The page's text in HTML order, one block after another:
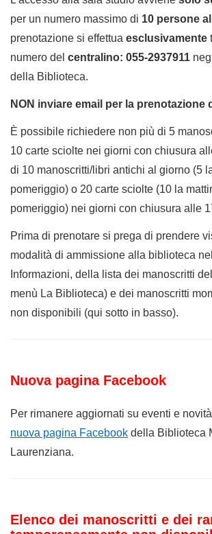
per un numero massimo di 10 persone
prenotazione si effettua esclusivamente
numero del centralino: 055-2937911
della Biblioteca.
NON inviare email per la prenotazione
È possibile richiedere non più di 5
10 carte sciolte nei giorni con chiusura
di 10 manoscritti/libri antichi al giorno (5
pomeriggio) o 20 carte sciolte (10 la
pomeriggio) nei giorni con chiusura alle
Prima di prenotare si prega di prendere
modalità di ammissione alla biblioteca
Informazioni, della lista dei manoscritti
menù La Biblioteca) e dei manoscritti
non disponibili (qui sotto in basso).
Nuova pagina Facebook
Per rimanere aggiornati su eventi e
nuova pagina Facebook della Biblioteca
Laurenziana.
Elenco dei manoscritti e dei